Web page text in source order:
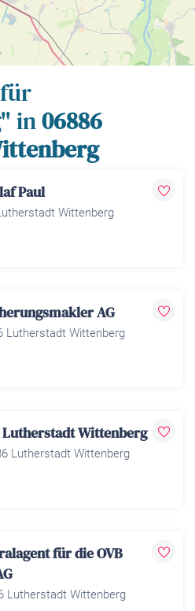
" in06886
Paul
Wittenberg
AG
Lutherstadt Wittenberg
Wittenberg
Lutherstadt Wittenberg
für die OVB
Lutherstadt Wittenberg